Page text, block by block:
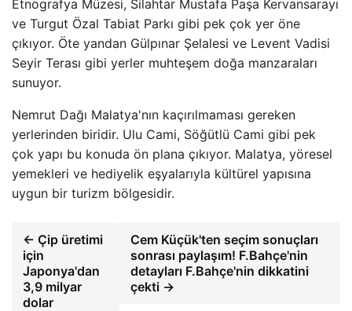
Etnografya Müzesi, Silahtar Mustafa Paşa Kervansarayı
ve Turgut Özal Tabiat Parkı gibi pek çok yer öne
çıkıyor. Öte yandan Gülpınar Şelalesi ve Levent Vadisi
Seyir Terası gibi yerler muhteşem doğa manzaraları
sunuyor.
Nemrut Dağı Malatya'nın kaçırılmaması gereken
yerlerinden biridir. Ulu Cami, Söğütlü Cami gibi pek
çok yapı bu konuda ön plana çıkıyor. Malatya, yöresel
yemekleri ve hediyelik eşyalarıyla kültürel yapısına
uygun bir turizm bölgesidir.
← Çip üretimi
için
Japonya'dan
3,9 milyar
dolar
Cem Küçük'ten seçim sonuçları
sonrası paylaşım! F.Bahçe'nin
detayları F.Bahçe'nin dikkatini
çekti →